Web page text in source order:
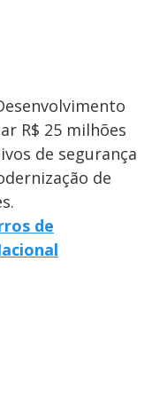
R$ 25 milhões
de segurança
de
de